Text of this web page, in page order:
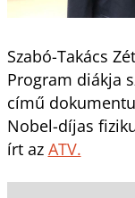
Szabó-Takács
Program diákja
című
Nobel-díjas
írt az ATV.